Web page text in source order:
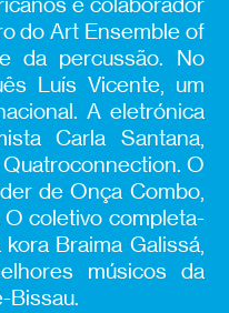
e colaborador
do Art Ensemble of
da percussão. No
Luís Vicente, um
A eletrónica
Carla Santana,
O
de Onça Combo,
O coletivo completa-
Braima Galissá,
músicos da
Bissau.